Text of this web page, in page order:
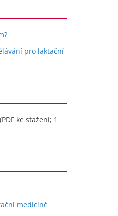
pro laktační
(PDF ke stažení; 1
medicíně